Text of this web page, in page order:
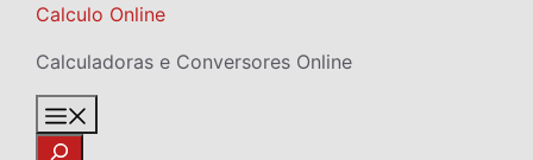
Skip
content
Calculo Online
Calculadoras e Conversores Online
Search